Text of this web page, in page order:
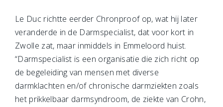
Le Duc richtte eerder Chronproof op, wat hij later
veranderde in de Darmspecialist, dat voor kort in
Zwolle zat, maar inmiddels in Emmeloord huist.
“Darmspecialist is een organisatie die zich richt op
de begeleiding van mensen met diverse
darmklachten en/of chronische darmziekten zoals
het prikkelbaar darmsyndroom, de ziekte van Crohn,